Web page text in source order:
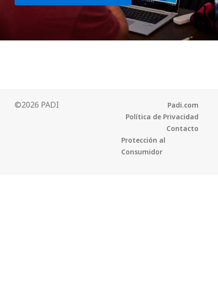
©2026 PADI
Padi.com
Política de Privacidad
Contacto
Protección al
Consumidor